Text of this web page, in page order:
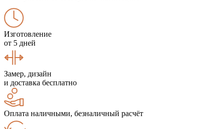
Изготовление
от 5 дней
Замер, дизайн
и доставка бесплатно
Оплата наличными, безналичный расчёт